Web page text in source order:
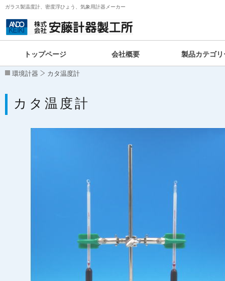
ガラス製温度計、密度浮ひょう、気象用計器メーカー
トップページ 会社概要 製品カテゴリ
環境計器 カタ温度計
カタ温度計